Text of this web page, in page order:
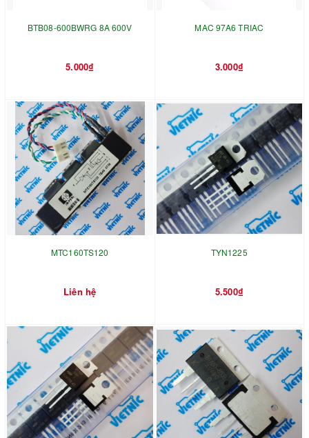
BTB08-600BWRG 8A 600V
5.000₫
MAC 97A6 TRIAC
3.000₫
MTC160TS120
Liên hệ
TYN1225
5.500₫